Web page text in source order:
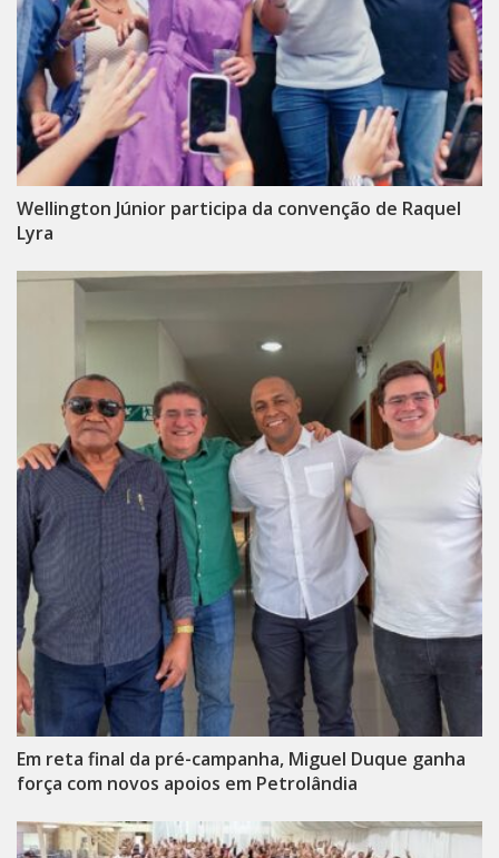
Wellington Júnior participa da convenção de Raquel
Lyra
Em reta final da pré-campanha, Miguel Duque ganha
força com novos apoios em Petrolândia